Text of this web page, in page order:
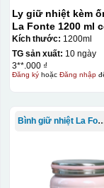
Ưu
mặt vật
trên
đẹp,
Ly giữ nhiệt kèm
La Fonte 1200 ml có tay
cầm – 012317
Kích thước: 1200ml
TG sản xuất: 10 ngày
3**.000 ₫
Đăng kýhoặc Đăng nhập
Bình giữ nhiệt